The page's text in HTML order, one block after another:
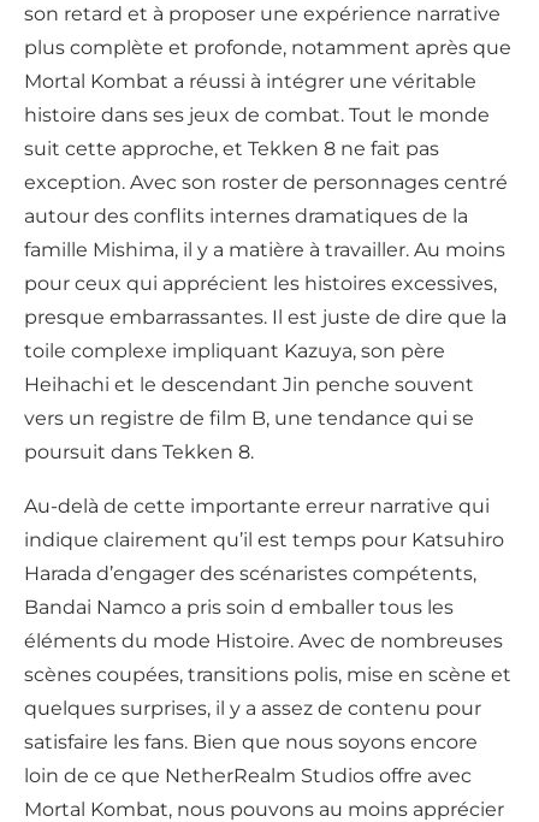
son retard et à proposer une expérience narrative
plus complète et profonde, notamment après que
Mortal Kombat a réussi à intégrer une véritable
histoire dans ses jeux de combat. Tout le monde
suit cette approche, et Tekken 8 ne fait pas
exception. Avec son roster de personnages centré
autour des conflits internes dramatiques de la
famille Mishima, il y a matière à travailler. Au moins
pour ceux qui apprécient les histoires excessives,
presque embarrassantes. Il est juste de dire que la
toile complexe impliquant Kazuya, son père
Heihachi et le descendant Jin penche souvent
vers un registre de film B, une tendance qui se
poursuit dans Tekken 8.
Au-delà de cette importante erreur narrative qui
indique clairement qu’il est temps pour Katsuhiro
Harada d’engager des scénaristes compétents,
Bandai Namco a pris soin d emballer tous les
éléments du mode Histoire. Avec de nombreuses
scènes coupées, transitions polis, mise en scène et
quelques surprises, il y a assez de contenu pour
satisfaire les fans. Bien que nous soyons encore
loin de ce que NetherRealm Studios offre avec
Mortal Kombat, nous pouvons au moins apprécier